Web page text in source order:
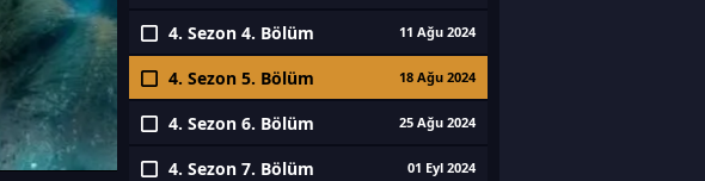
4. Sezon 4. Bölüm 11 Ağu 2024
4. Sezon 5. Bölüm 18 Ağu 2024
4. Sezon 6. Bölüm 25 Ağu 2024
4. Sezon 7. Bölüm 01 Eyl 2024